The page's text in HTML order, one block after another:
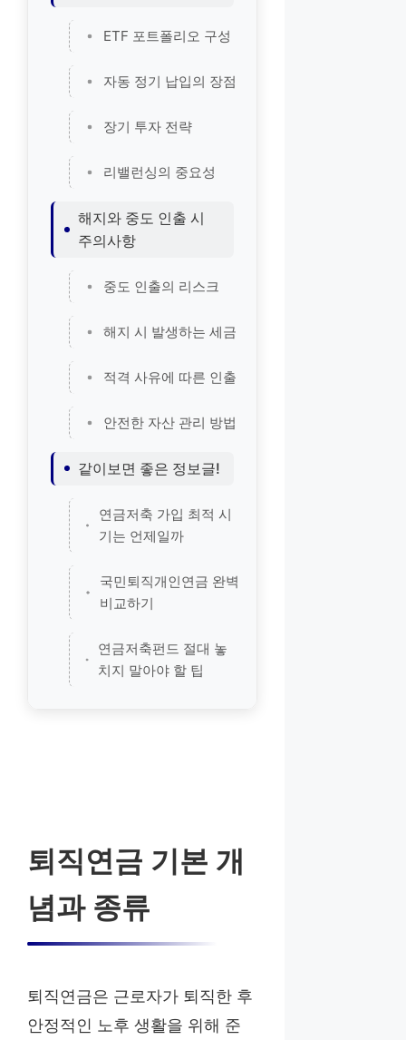
ETF 포트폴리오 구성
자동 정기 납입의 장점
장기 투자 전략
리밸런싱의 중요성
해지와 중도 인출 시
주의사항
중도 인출의 리스크
해지 시 발생하는 세금
적격 사유에 따른 인출
안전한 자산 관리 방법
같이보면 좋은 정보글!
연금저축 가입 최적 시
기는 언제일까
국민퇴직개인연금 완벽
비교하기
연금저축펀드 절대 놓
치지 말아야 할 팁
퇴직연금 기본 개
념과 종류
퇴직연금은 근로자가 퇴직한 후
안정적인 노후 생활을 위해 준